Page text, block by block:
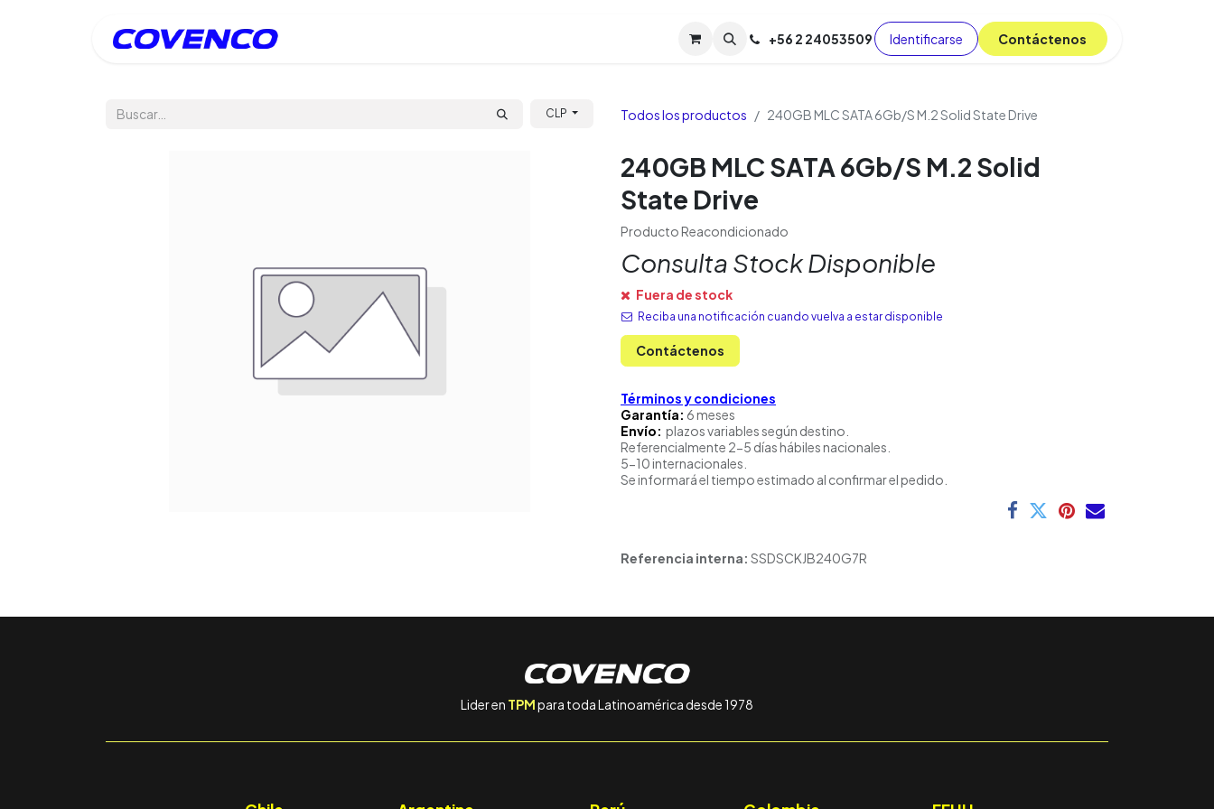
Soporte TPM (CL) Tienda Cursos Blog
+56 2 24053509 Identificarse C​​​​ont​​​​áct​​​​​​en​​​​​​os
CLP Todos los productos 240GB MLC SATA 6Gb/S M.2 Solid State Drive
240GB MLC SATA 6Gb/S M.2 Solid
State Drive
Producto Reacondicionado
Consulta Stock Disponible
Fuera de stock
Reciba una notificación cuando vuelva a estar disponible
Contáctenos
Términos y condiciones
Garantía: 6 meses
Envío: plazos variables según destino.
Referencialmente 2-5 días hábiles nacionales.
5-10 internacionales.
Se informará el tiempo estimado al confirmar el pedido.
Referencia interna: SSDSCKJB240G7R
Lider en TPMpara toda Latinoamérica desde 1978